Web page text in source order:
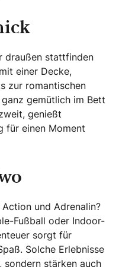
draußen stattfinden
einer Decke,
zur romantischen
gemütlich im Bett
genießt
für einen Moment
und Adrenalin?
Fußball oder Indoor-
sorgt für
Solche Erlebnisse
sondern stärken auch